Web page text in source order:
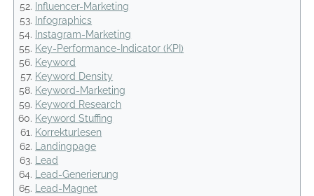
Influencer-Marketing
Infographics
Instagram-Marketing
Key-Performance-Indicator (KPI)
Keyword
Keyword Density
Keyword-Marketing
Keyword Research
Keyword Stuffing
Korrekturlesen
Landingpage
Lead
Lead-Generierung
Lead-Magnet